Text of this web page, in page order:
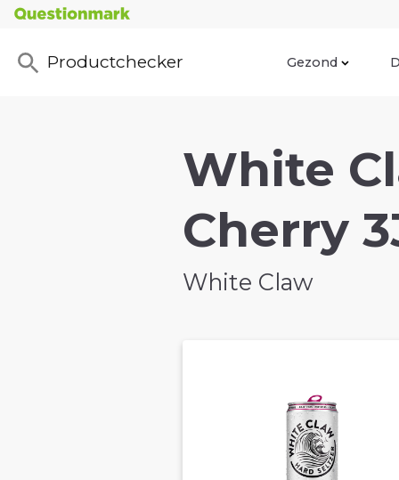
Productchecker Gezond
White
Cherry
White Claw